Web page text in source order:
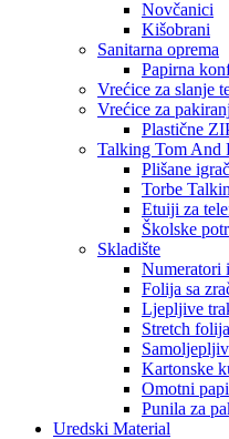
Novčanici
Kišobrani
Sanitarna oprema
Papirna
Vrećice za slanje
Vrećice za
Plastične
Talking Tom And
Plišane
Torbe
Etuiji za
Školske
Skladište
Numeratori
Folija sa
Ljepljive
Stretch folija
Kartonske
Omotni
Punila za
Uredski Material